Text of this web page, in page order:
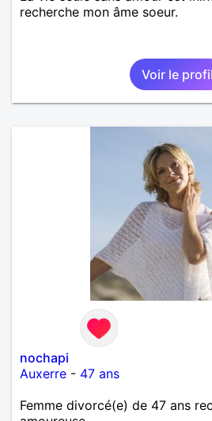
recherche mon âme soeur.
Voir le profil
nochapi
Auxerre - 47 ans
Femme divorcé(e) de 47 ans